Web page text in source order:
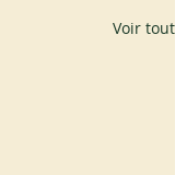
Voir tout